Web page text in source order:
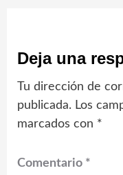
Deja una
Tu dirección de
publicada. Los
marcados con *
Comentario *